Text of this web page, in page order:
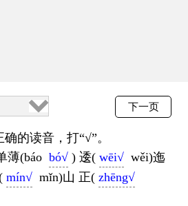
下一页
的读音，打“√”。
薄(báo bó√ ) 逶( wēi√ wěi)迤
mín√ mǐn)山 正( zhēng√